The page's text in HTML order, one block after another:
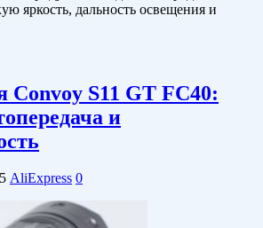
яркость, дальность освещения и
Convoy S11 GT FC40:
и
AliExpress 0